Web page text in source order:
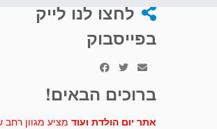
לחצו לנו לייק
בפייסבוק
ברוכים הבאים!
אתר יום הולדת ועוד מציע מגוון רחב